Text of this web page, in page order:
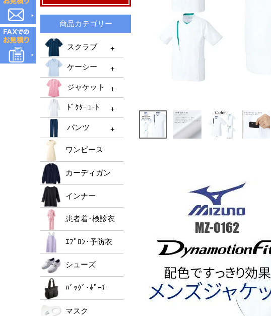
商品カテゴリー
スクラブ
スクラブTOP
メンズスクラブ
レディーススクラブ
機能性スクラブ
ケーシー
ケーシーTOP
メンズケーシー
レディースケーシー
男女兼用ケーシー
ジャケット
メンズジャケット
ﾚﾃﾞｨｰｽジャケット
ﾄﾞｸﾀｰｺｰﾄ
ﾄﾞｸﾀｰｺｰﾄTOP
ﾒﾝｽﾞﾄﾞｸﾀｰｺｰﾄ
ﾚﾃﾞｨｰｽﾄﾞｸﾀｰｺｰﾄ
パンツ
パンツTOP
メンズパンツ
男女兼用パンツ
ワンピース
カーディガン
インナー
患者着･検診衣
ｴﾌﾟﾛﾝ･予防衣
シューズ
ﾊﾞｯｸﾞ･ﾎﾟｰﾁ
マスク